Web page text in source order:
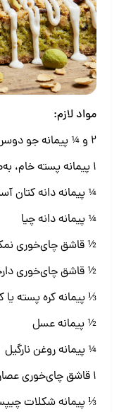
مواد لازم:
2 و ¼ پیمانه جو دوسر پرک ریز فوری آیدا
1 پیمانه پسته خام، به‌صورت درشت خرد شده
¼ پیمانه دانه کتان
¼ پیمانه دانه چیا
½ قاشق چای‌خوری
½ قاشق چای‌خوری
⅓ پیمانه کره پسته یا
½ پیمانه عسل
¼ پیمانه روغن نارگیل
1 قاشق چای‌خوری عصاره وانیل
⅓ پیمانه شکلات